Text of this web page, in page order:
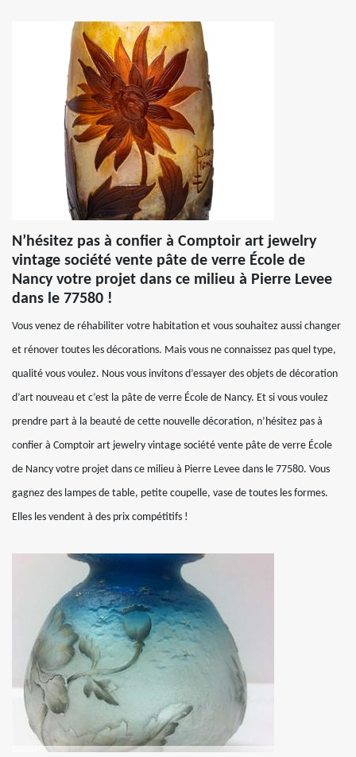
N’hésitez pas à confier à Comptoir art jewelry
vintage société vente pâte de verre École de
Nancy votre projet dans ce milieu à Pierre Levee
dans le 77580 !
Vous venez de réhabiliter votre habitation et vous souhaitez aussi changer
et rénover toutes les décorations. Mais vous ne connaissez pas quel type,
qualité vous voulez. Nous vous invitons d’essayer des objets de décoration
d’art nouveau et c’est la pâte de verre École de Nancy. Et si vous voulez
prendre part à la beauté de cette nouvelle décoration, n’hésitez pas à
confier à Comptoir art jewelry vintage société vente pâte de verre École
de Nancy votre projet dans ce milieu à Pierre Levee dans le 77580. Vous
gagnez des lampes de table, petite coupelle, vase de toutes les formes.
Elles les vendent à des prix compétitifs !